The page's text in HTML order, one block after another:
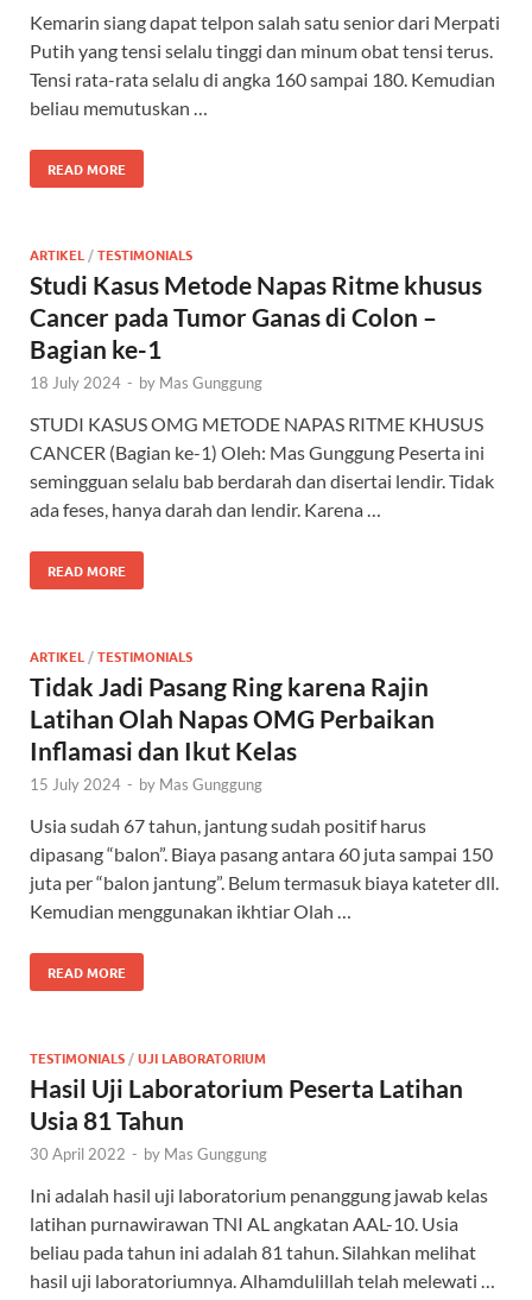
Kemarin siang dapat telpon salah satu senior dari Merpati
Putih yang tensi selalu tinggi dan minum obat tensi terus.
Tensi rata-rata selalu di angka 160 sampai 180. Kemudian
beliau memutuskan …
READ MORE
ARTIKEL /TESTIMONIALS
Studi Kasus Metode Napas Ritme khusus
Cancer pada Tumor Ganas di Colon –
Bagian ke-1
18 July 2024 - by Mas Gunggung
STUDI KASUS OMG METODE NAPAS RITME KHUSUS
CANCER (Bagian ke-1) Oleh: Mas Gunggung Peserta ini
semingguan selalu bab berdarah dan disertai lendir. Tidak
ada feses, hanya darah dan lendir. Karena …
READ MORE
ARTIKEL /TESTIMONIALS
Tidak Jadi Pasang Ring karena Rajin
Latihan Olah Napas OMG Perbaikan
Inflamasi dan Ikut Kelas
15 July 2024 - by Mas Gunggung
Usia sudah 67 tahun, jantung sudah positif harus
dipasang “balon”. Biaya pasang antara 60 juta sampai 150
juta per “balon jantung”. Belum termasuk biaya kateter dll.
Kemudian menggunakan ikhtiar Olah …
READ MORE
TESTIMONIALS /UJI LABORATORIUM
Hasil Uji Laboratorium Peserta Latihan
Usia 81 Tahun
30 April 2022 - by Mas Gunggung
Ini adalah hasil uji laboratorium penanggung jawab kelas
latihan purnawirawan TNI AL angkatan AAL-10. Usia
beliau pada tahun ini adalah 81 tahun. Silahkan melihat
hasil uji laboratoriumnya. Alhamdulillah telah melewati …